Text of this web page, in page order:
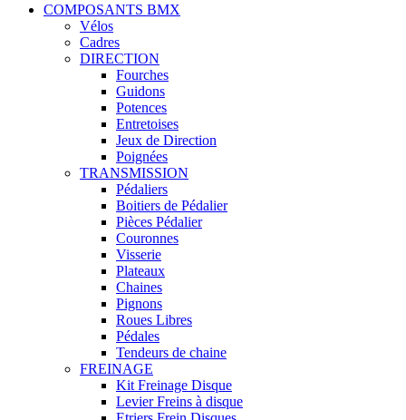
COMPOSANTS BMX
Vélos
Cadres
DIRECTION
Fourches
Guidons
Potences
Entretoises
Jeux de Direction
Poignées
TRANSMISSION
Pédaliers
Boitiers de Pédalier
Pièces Pédalier
Couronnes
Visserie
Plateaux
Chaines
Pignons
Roues Libres
Pédales
Tendeurs de chaine
FREINAGE
Kit Freinage Disque
Levier Freins à disque